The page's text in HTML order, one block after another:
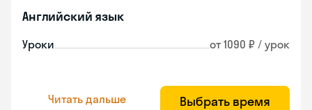
Английский язык
Уроки от 1090 ₽ / урок
Читать дальше Выбрать время